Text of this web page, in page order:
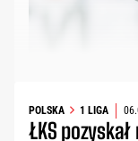
POLSKA 1 LIGA
ŁKS